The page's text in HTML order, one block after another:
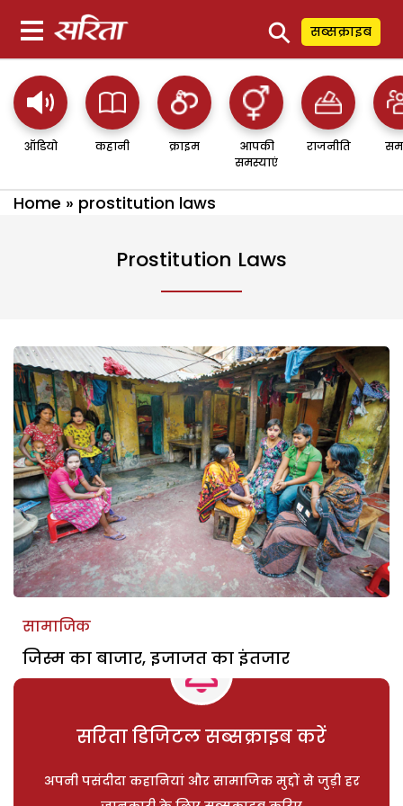
⚲ सब्सक्राइब
ऑडियो कहानी क्राइम
आपकी
समस्याएं
राजनीति
Home » prostitution laws
Prostitution Laws
सामाजिक
जिस्म का बाजार, इजाजत का इंतजार
सरिता डिजिटल सब्सक्राइब करें
अपनी पसंदीदा कहानियां और सामाजिक मुद्दों से जुड़ी हर